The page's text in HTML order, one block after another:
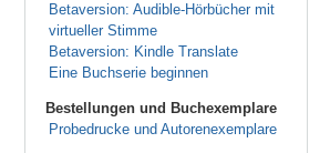
Betaversion: Audible-Hörbücher mit
virtueller Stimme
Betaversion: Kindle Translate
Eine Buchserie beginnen
Bestellungen und Buchexemplare
Probedrucke und Autorenexemplare